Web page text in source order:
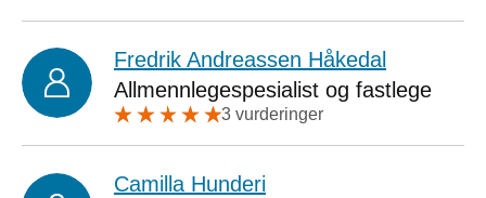
Fredrik Andreassen Håkedal
Allmennlegespesialist og fastlege
3 vurderinger
Camilla Hunderi